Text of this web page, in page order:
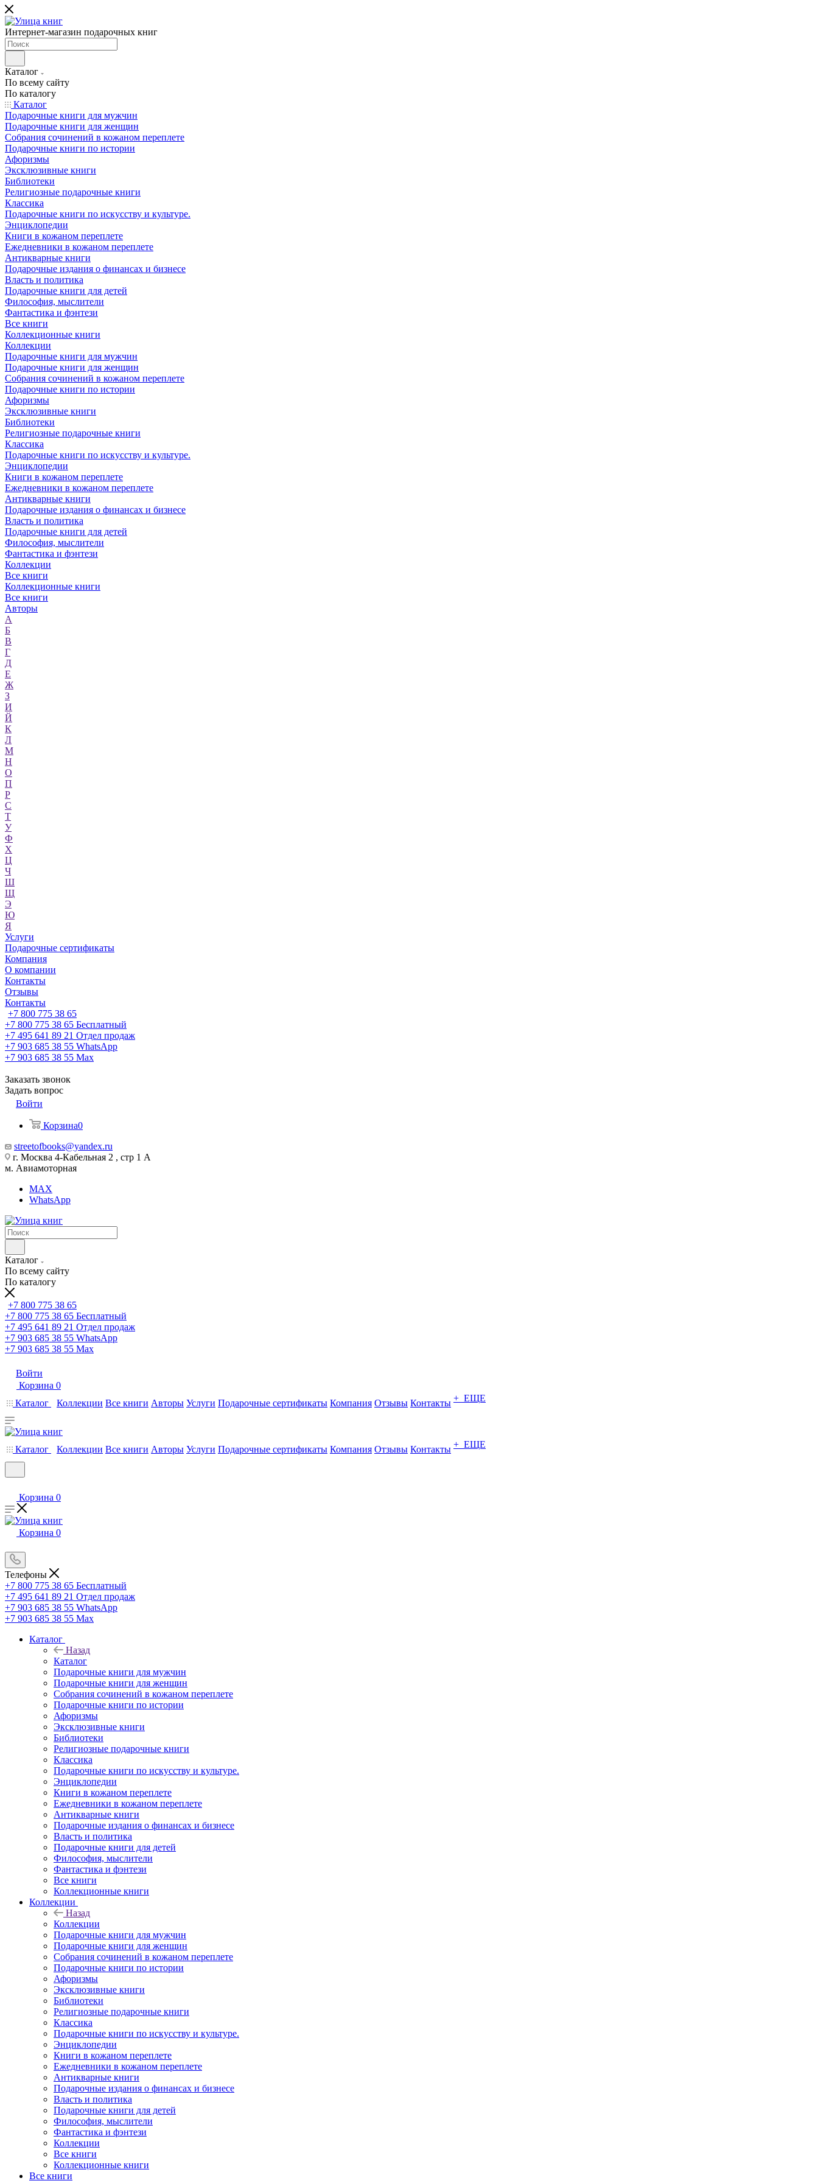
Интернет-магазин подарочных книг
Каталог
По всему сайту
По каталогу
Каталог
Подарочные книги для мужчин
Подарочные книги для женщин
Собрания сочинений в кожаном переплете
Подарочные книги по истории
Афоризмы
Эксклюзивные книги
Библиотеки
Религиозные подарочные книги
Классика
Подарочные книги по искусству и культуре.
Энциклопедии
Книги в кожаном переплете
Ежедневники в кожаном переплете
Антикварные книги
Подарочные издания о финансах и бизнесе
Власть и политика
Подарочные книги для детей
Философия, мыслители
Фантастика и фэнтези
Все книги
Коллекционные книги
Коллекции
Подарочные книги для мужчин
Подарочные книги для женщин
Собрания сочинений в кожаном переплете
Подарочные книги по истории
Афоризмы
Эксклюзивные книги
Библиотеки
Религиозные подарочные книги
Классика
Подарочные книги по искусству и культуре.
Энциклопедии
Книги в кожаном переплете
Ежедневники в кожаном переплете
Антикварные книги
Подарочные издания о финансах и бизнесе
Власть и политика
Подарочные книги для детей
Философия, мыслители
Фантастика и фэнтези
Коллекции
Все книги
Коллекционные книги
Все книги
Авторы
А
Б
В
Г
Д
Е
Ж
З
И
Й
К
Л
М
Н
О
П
Р
С
Т
У
Ф
Х
Ц
Ч
Ш
Щ
Э
Ю
Я
Услуги
Подарочные сертификаты
Компания
О компании
Контакты
Отзывы
Контакты
+7 800 775 38 65
+7 800 775 38 65 Бесплатный
+7 495 641 89 21 Отдел продаж
+7 903 685 38 55 WhatsApp
+7 903 685 38 55 Max
Заказать звонок
Задать вопрос
Войти
Корзина0
streetofbooks@yandex.ru
г. Москва 4-Кабельная 2 , стр 1 А
м. Авиамоторная
MAX
WhatsApp
Каталог
По всему сайту
По каталогу
+7 800 775 38 65
+7 800 775 38 65 Бесплатный
+7 495 641 89 21 Отдел продаж
+7 903 685 38 55 WhatsApp
+7 903 685 38 55 Max
Войти
Корзина 0
Каталог
Коллекции Все книги Авторы Услуги Подарочные сертификаты Компания Отзывы Контакты + ЕЩЕ
Каталог Коллекции Все книги Авторы Услуги Подарочные сертификаты Компания Отзывы Контакты + ЕЩЕ
Корзина 0
Корзина 0
Телефоны
+7 800 775 38 65 Бесплатный
+7 495 641 89 21 Отдел продаж
+7 903 685 38 55 WhatsApp
+7 903 685 38 55 Max
Каталог
Назад
Каталог
Подарочные книги для мужчин
Подарочные книги для женщин
Собрания сочинений в кожаном переплете
Подарочные книги по истории
Афоризмы
Эксклюзивные книги
Библиотеки
Религиозные подарочные книги
Классика
Подарочные книги по искусству и культуре.
Энциклопедии
Книги в кожаном переплете
Ежедневники в кожаном переплете
Антикварные книги
Подарочные издания о финансах и бизнесе
Власть и политика
Подарочные книги для детей
Философия, мыслители
Фантастика и фэнтези
Все книги
Коллекционные книги
Коллекции
Назад
Коллекции
Подарочные книги для мужчин
Подарочные книги для женщин
Собрания сочинений в кожаном переплете
Подарочные книги по истории
Афоризмы
Эксклюзивные книги
Библиотеки
Религиозные подарочные книги
Классика
Подарочные книги по искусству и культуре.
Энциклопедии
Книги в кожаном переплете
Ежедневники в кожаном переплете
Антикварные книги
Подарочные издания о финансах и бизнесе
Власть и политика
Подарочные книги для детей
Философия, мыслители
Фантастика и фэнтези
Коллекции
Все книги
Коллекционные книги
Все книги